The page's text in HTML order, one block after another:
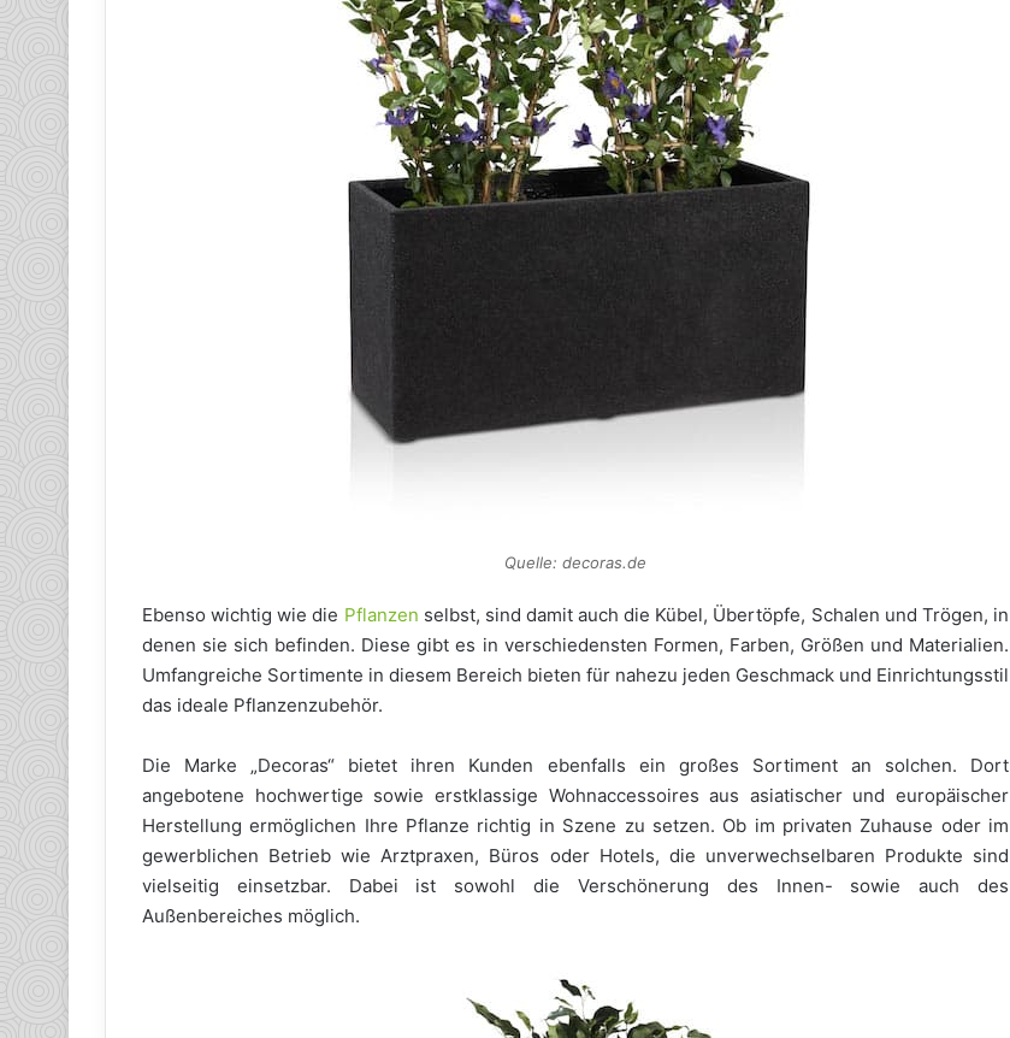
Quelle: decoras.de
Ebenso wichtig wie die Pflanzen selbst, sind damit auch die Kübel, Übertöpfe, Schalen und Trögen, in
denen sie sich befinden. Diese gibt es in verschiedensten Formen, Farben, Größen und Materialien.
Umfangreiche Sortimente in diesem Bereich bieten für nahezu jeden Geschmack und Einrichtungsstil
das ideale Pflanzenzubehör.
Die Marke „Decoras“ bietet ihren Kunden ebenfalls ein großes Sortiment an solchen. Dort
angebotene hochwertige sowie erstklassige Wohnaccessoires aus asiatischer und europäischer
Herstellung ermöglichen Ihre Pflanze richtig in Szene zu setzen. Ob im privaten Zuhause oder im
gewerblichen Betrieb wie Arztpraxen, Büros oder Hotels, die unverwechselbaren Produkte sind
vielseitig einsetzbar. Dabei ist sowohl die Verschönerung des Innen- sowie auch des
Außenbereiches möglich.